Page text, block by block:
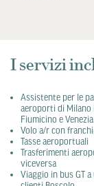
I servizi
Assistente per le
aeroporti di Milano
Fiumicino e
Volo a/r con
Tasse aeroportuali
Trasferimenti
viceversa
Viaggio in bus GT